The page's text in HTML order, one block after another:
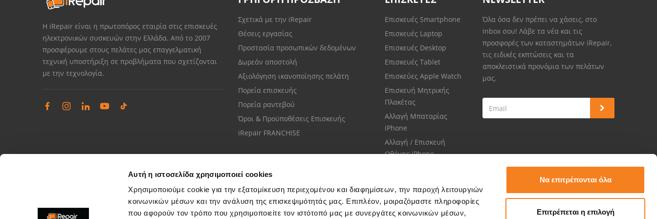
Αυτή η ιστοσελίδα χρησιμοποιεί cookies
Χρησιμοποιούμε cookie για την εξατομίκευση περιεχομένου και διαφημίσεων, την παροχή λειτουργιών
κοινωνικών μέσων και την ανάλυση της επισκεψιμότητάς μας. Επιπλέον, μοιραζόμαστε πληροφορίες
που αφορούν τον τρόπο που χρησιμοποιείτε τον ιστότοπό μας με συνεργάτες κοινωνικών μέσων,
Να επιτρέπονται όλα
Επιτρέπεται η επιλογή
Η iRepair είναι η πρωτοπόρος εταιρία στις επισκευές
ηλεκτρονικών συσκευών στην Ελλάδα. Από το 2007
προσφέρουμε στους πελάτες μας επαγγελματική
τεχνική υποστήριξη σε προβλήματα που σχετίζονται
με την τεχνολογία.
Σχετικά με την iRepair
Θέσεις εργασίας
Προστασία προσωπικών δεδομένων
Δωρεάν αποστολή
Αξιολόγηση ικανοποίησης πελάτη
Πορεία επισκευής
Πορεία ραντεβού
Όροι & Προϋποθέσεις Επισκευής
iRepair FRANCHISE
Επισκευές Smartphone
Επισκευές Laptop
Επισκευές Desktop
Επισκευές Tablet
Επισκεύες Apple Watch
Επισκευή Μητρικής
Πλακέτας
Αλλαγή Μπαταρίας
iPhone
Αλλαγή / Επισκευή
Οθόνης iPhone
Όλα όσα δεν πρέπει να χάσεις, στο
inbox σου! Λάβε τα νέα και τις
προσφορές των καταστημάτων iRepair,
τις ειδικές εκπτώσεις και τα
αποκλειστικά προνόμια των πελάτων
μας.